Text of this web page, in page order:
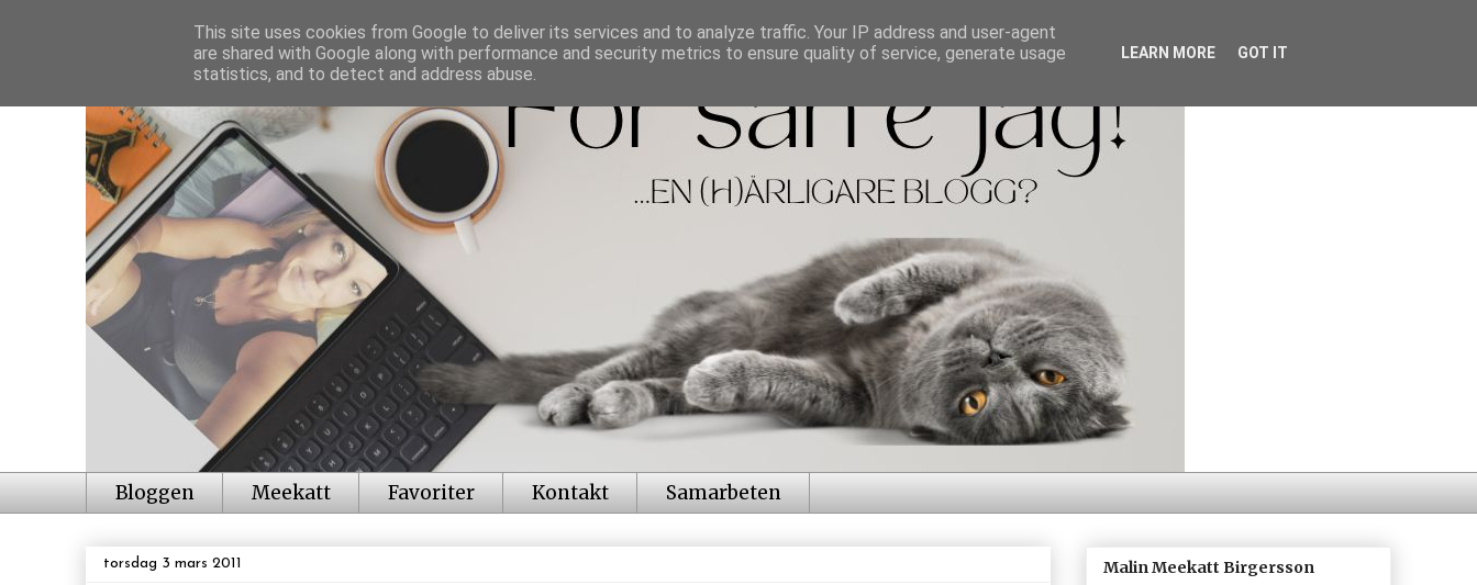
Bloggen Meekatt Favoriter Kontakt Samarbeten
torsdag 3 mars 2011 Malin Meekatt Birgersson
This site uses cookies from Google to deliver its services and to analyze traffic. Your IP address and user-agent
are shared with Google along with performance and security metrics to ensure quality of service, generate usage
statistics, and to detect and address abuse.
LEARN MORE GOT IT